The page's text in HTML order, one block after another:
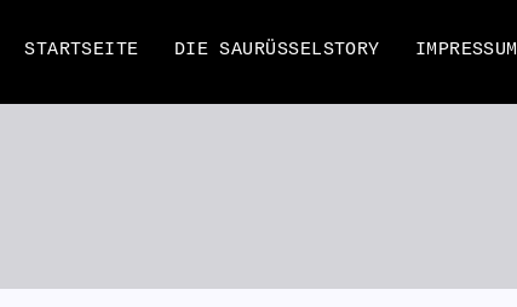
STARTSEITE DIE SAURÜSSELSTORY IMPRESSUM